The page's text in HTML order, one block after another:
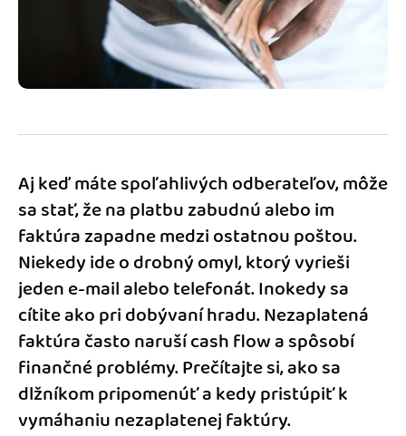
Aj keď máte spoľahlivých odberateľov, môže
sa stať, že na platbu zabudnú alebo im
faktúra zapadne medzi ostatnou poštou.
Niekedy ide o drobný omyl, ktorý vyrieši
jeden e-mail alebo telefonát. Inokedy sa
cítite ako pri dobývaní hradu. Nezaplatená
faktúra často naruší cash flow a spôsobí
finančné problémy. Prečítajte si, ako sa
dlžníkom pripomenúť a kedy pristúpiť k
vymáhaniu nezaplatenej faktúry.